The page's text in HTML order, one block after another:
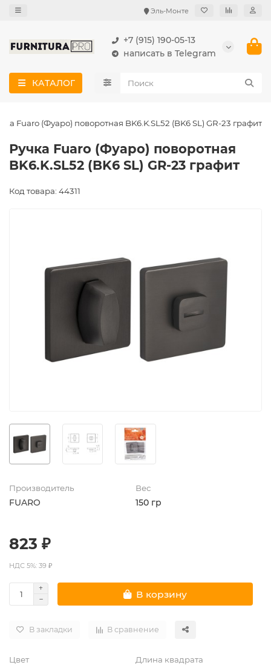
Эль-Монте
+7 (915) 190-05-13
написать в Telegram
КАТАЛОГ
Fuaro (Фуаро) поворотная BK6.K.SL52 (BK6 SL) GR-23 графит
Ручка Fuaro (Фуаро) поворотная
BK6.K.SL52 (BK6 SL) GR-23 графит
Код товара: 44311
Производитель
FUARO
Вес
150 гр
823 ₽
НДС 5%: 39 ₽
В корзину
В закладки В сравнение
Цвет Длина квадрата